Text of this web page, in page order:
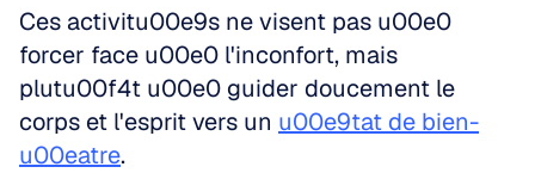
Ces activitu00e9s ne visent pas u00e0
forcer face u00e0 l'inconfort, mais
plutu00f4t u00e0 guider doucement le
corps et l'esprit vers un u00e9tat de bien-
u00eatre.